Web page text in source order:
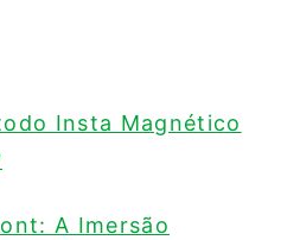
Insta Magnético
A Imersão